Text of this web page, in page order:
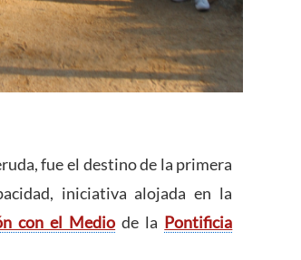
fue el destino de la primera
iniciativa alojada en la
con el Medio de la Pontificia